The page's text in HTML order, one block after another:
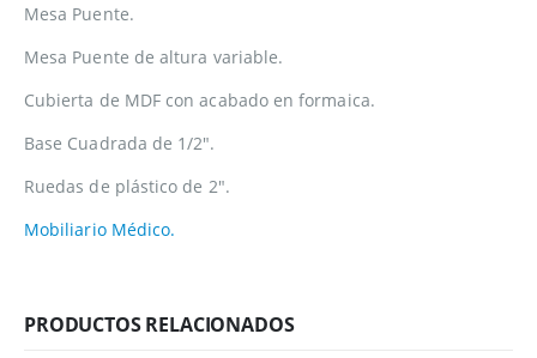
Mesa Puente.
Mesa Puente de altura variable.
Cubierta de MDF con acabado en formaica.
Base Cuadrada de 1/2″.
Ruedas de plástico de 2″.
Mobiliario Médico.
PRODUCTOS RELACIONADOS